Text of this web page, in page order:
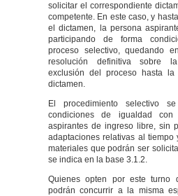
solicitar el correspondiente
competente. En este caso, y
el dictamen, la persona
participando de forma
proceso selectivo, quedando
resolución definitiva sobre
exclusión del proceso hasta la
dictamen.
El procedimiento selectivo
condiciones de igualdad con
aspirantes de ingreso libre, sin
adaptaciones relativas al tiempo
materiales que podrán ser
se indica en la base 3.1.2.
Quienes opten por este turno
podrán concurrir a la misma